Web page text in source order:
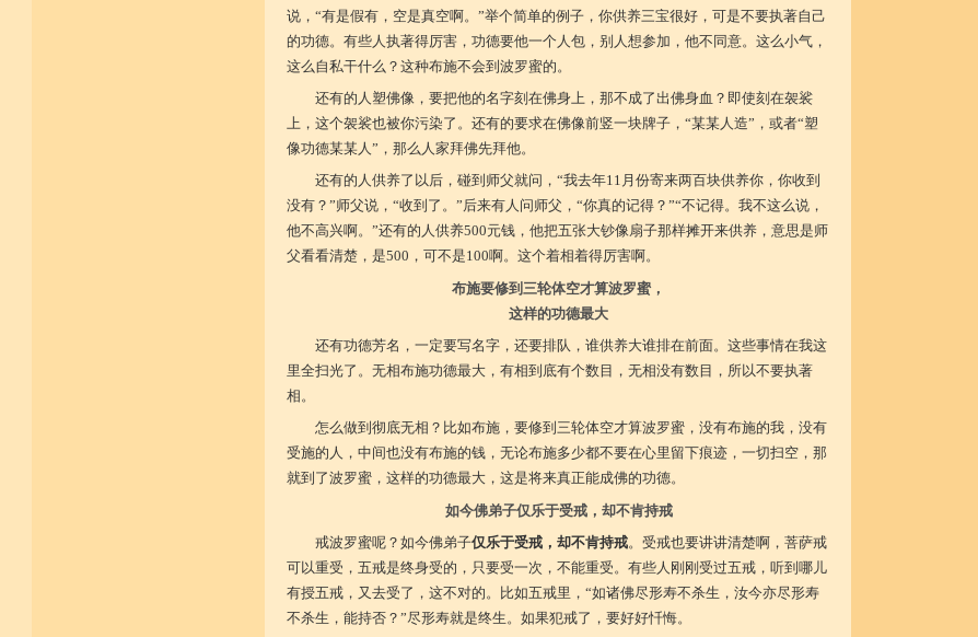
说，“有是假有，空是真空啊。”举个简单的例子，你供养三宝很好，可是不要执著自己
的功德。有些人执著得厉害，功德要他一个人包，别人想参加，他不同意。这么小气，
这么自私干什么？这种布施不会到波罗蜜的。
还有的人塑佛像，要把他的名字刻在佛身上，那不成了出佛身血？即使刻在袈裟
上，这个袈裟也被你污染了。还有的要求在佛像前竖一块牌子，“某某人造”，或者“塑
像功德某某人”，那么人家拜佛先拜他。
还有的人供养了以后，碰到师父就问，“我去年11月份寄来两百块供养你，你收到
没有？”师父说，“收到了。”后来有人问师父，“你真的记得？”“不记得。我不这么说，
他不高兴啊。”还有的人供养500元钱，他把五张大钞像扇子那样摊开来供养，意思是师
父看看清楚，是500，可不是100啊。这个着相着得厉害啊。
布施要修到三轮体空才算波罗蜜，
这样的功德最大
还有功德芳名，一定要写名字，还要排队，谁供养大谁排在前面。这些事情在我这
里全扫光了。无相布施功德最大，有相到底有个数目，无相没有数目，所以不要执著
相。
怎么做到彻底无相？比如布施，要修到三轮体空才算波罗蜜，没有布施的我，没有
受施的人，中间也没有布施的钱，无论布施多少都不要在心里留下痕迹，一切扫空，那
就到了波罗蜜，这样的功德最大，这是将来真正能成佛的功德。
如今佛弟子仅乐于受戒，却不肯持戒
戒波罗蜜呢？如今佛弟子仅乐于受戒，却不肯持戒。受戒也要讲讲清楚啊，菩萨戒
可以重受，五戒是终身受的，只要受一次，不能重受。有些人刚刚受过五戒，听到哪儿
有授五戒，又去受了，这不对的。比如五戒里，“如诸佛尽形寿不杀生，汝今亦尽形寿
不杀生，能持否？”尽形寿就是终生。如果犯戒了，要好好忏悔。